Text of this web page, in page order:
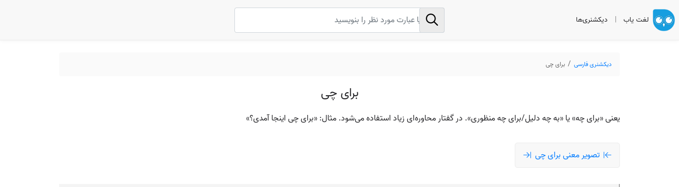
لغت یاب | دیکشنری‌ها
دیکشنری فارسی برای چی
برای چی
یعنی «برای چه» یا «به چه دلیل/برای چه منظوری». در گفتار محاوره‌ای زیاد استفاده می‌شود. مثال: «برای چی اینجا آمدی؟»
تصویر معنی برای چی